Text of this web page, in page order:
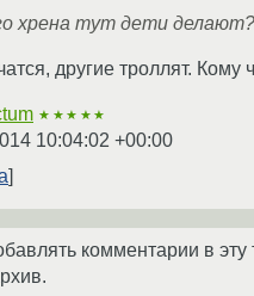
хрена тут дети делают?
другие троллят. Кому
★★★★★
10:04:02 +00:00
комментарии в эту